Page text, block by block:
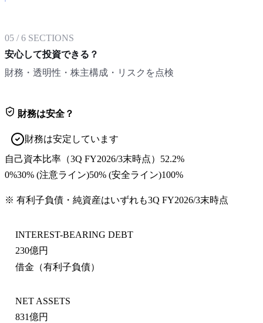
05 /6 SECTIONS
安心して投資できる？
財務・透明性・株主構成・リスクを点検
財務は安全？
財務は安定しています
自己資本比率 （3Q FY2026/3末時点） 52.2%
0%30% (注意ライン)50% (安全ライン)100%
※ 有利子負債・純資産はいずれも3Q FY2026/3末時点
INTEREST-BEARING DEBT
230億円
借金（有利子負債）
NET ASSETS
831億円